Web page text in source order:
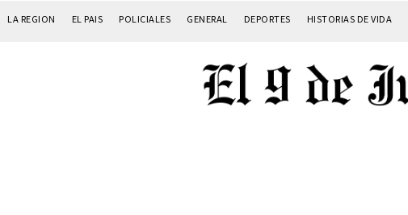
LA REGION EL PAIS POLICIALES GENERAL DEPORTES HISTORIAS DE VIDA